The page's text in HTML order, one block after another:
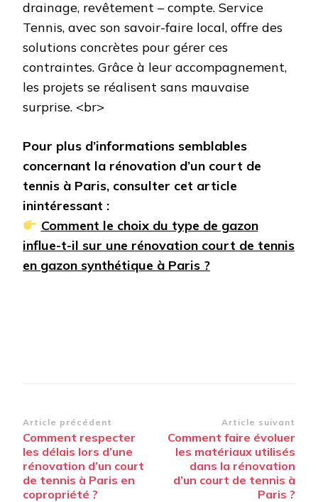
drainage, revêtement – compte. Service
Tennis, avec son savoir-faire local, offre des
solutions concrètes pour gérer ces
contraintes. Grâce à leur accompagnement,
les projets se réalisent sans mauvaise
surprise. <br>
Pour plus d’informations semblables
concernant la rénovation d’un court de
tennis à Paris, consulter cet article
inintéressant :
Comment le choix du type de gazon
influe-t-il sur une rénovation court de tennis
en gazon synthétique à Paris ?
Navigation
d’article
Article précédent
Comment respecter
les délais lors d’une
rénovation d’un court
de tennis à Paris en
copropriété ?
Article suivant
Comment faire évoluer
les matériaux utilisés
dans la rénovation
d’un court de tennis à
Paris ?